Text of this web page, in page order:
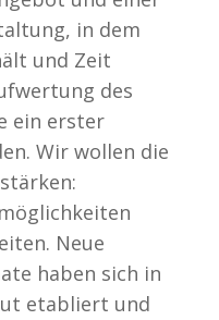
in dem
und Zeit
des
ein erster
Wir wollen die
Neue
haben sich in
etabliert und